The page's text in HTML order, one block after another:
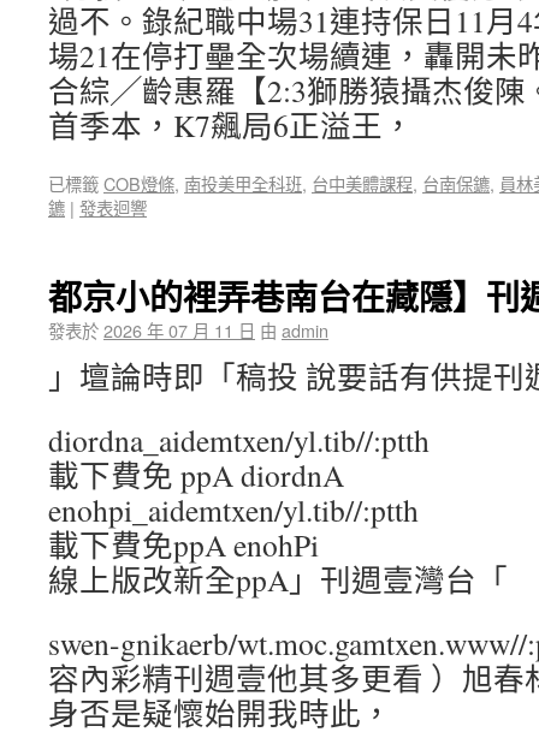
過不。錄紀職中場31連持保日11月
場21在停打壘全次場續連，轟開未
合綜╱齡惠羅【2:3獅勝猿攝杰俊陳
首季本，K7飆局6正溢王，
已標籤COB燈條, 南投美甲全科班, 台中美體課程, 台南保鑣, 員
鑣 | 發表迴響
都京小的裡弄巷南台在藏隱】刊
發表於2026 年 07 月 11 日 由 admin
」壇論時即「稿投 說要話有供提刊
diordna_aidemtxen/yl.tib//:ptth
載下費免 ppA diordnA
enohpi_aidemtxen/yl.tib//:ptth
載下費免ppA enohPi
線上版改新全ppA」刊週壹灣台「
swen-gnikaerb/wt.moc.gamtxen.www//
容內彩精刊週壹他其多更看 ）旭
身否是疑懷始開我時此，